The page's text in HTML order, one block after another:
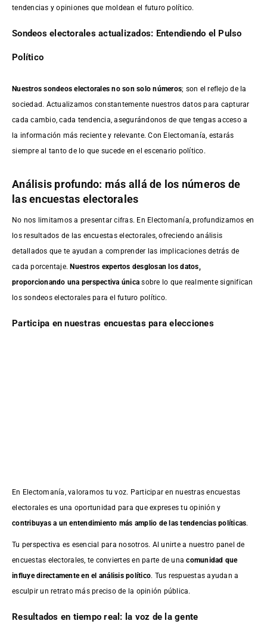
tendencias y opiniones que moldean el futuro político.
Sondeos electorales actualizados: Entendiendo el Pulso
Político
Nuestros sondeos electorales no son solo números; son el reflejo de la
sociedad. Actualizamos constantemente nuestros datos para capturar
cada cambio, cada tendencia, asegurándonos de que tengas acceso a
la información más reciente y relevante. Con Electomanía, estarás
siempre al tanto de lo que sucede en el escenario político.
Análisis profundo: más allá de los números de
las encuestas electorales
No nos limitamos a presentar cifras. En Electomanía, profundizamos en
los resultados de las encuestas electorales, ofreciendo análisis
detallados que te ayudan a comprender las implicaciones detrás de
cada porcentaje.Nuestros expertos desglosan los datos,
proporcionando una perspectiva única sobre lo que realmente significan
los sondeos electorales para el futuro político.
Participa en nuestras encuestas para elecciones
En Electomanía, valoramos tu voz. Participar en nuestras encuestas
electorales es una oportunidad para que expreses tu opinión y
contribuyas a un entendimiento más amplio de las tendencias políticas.
Tu perspectiva es esencial para nosotros. Al unirte a nuestro panel de
encuestas electorales, te conviertes en parte de unacomunidad que
influye directamente en el análisis político. Tus respuestas ayudan a
esculpir un retrato más preciso de la opinión pública.
Resultados en tiempo real: la voz de la gente